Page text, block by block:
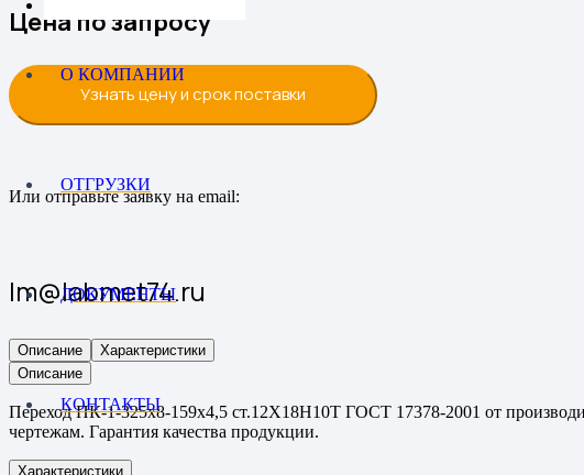
О КОМПАНИИ
ОТГРУЗКИ
ДОКУМЕНТЫ
КОНТАКТЫ
Цена по запросу
Узнать цену и срок поставки
Или отправьте заявку на email:
lm@labmet74.ru
Описание
Характеристики
Описание
Переход ПК-1-325х8-159х4,5 ст.12Х18Н10Т ГОСТ 17378-2001 от
чертежам. Гарантия качества продукции.
Характеристики